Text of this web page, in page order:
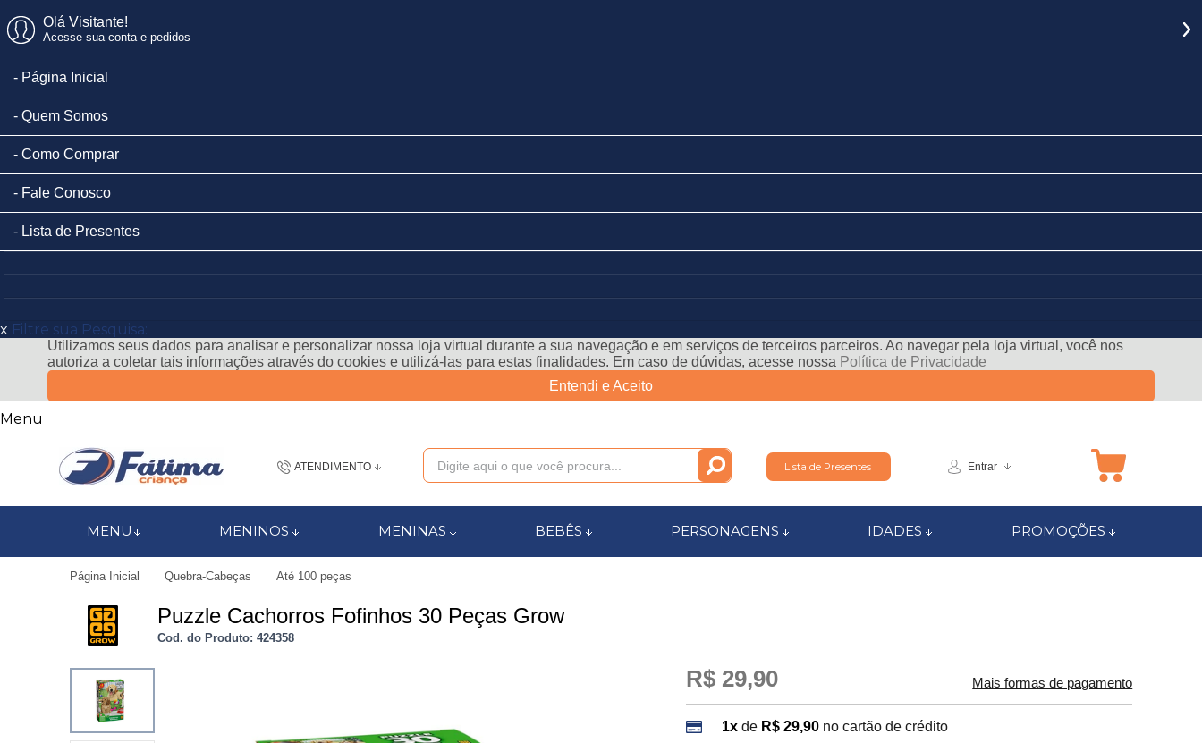
Olá Visitante!
Acesse sua conta e pedidos
Página Inicial
Quem Somos
Como Comprar
Fale Conosco
Lista de Presentes
x Filtre sua Pesquisa:
Utilizamos seus dados para analisar e personalizar nossa loja virtual durante a sua navegação e em serviços de terceiros parceiros. Ao navegar pela loja virtual, você nos
autoriza a coletar tais informações através do cookies e utilizá-las para estas finalidades. Em caso de dúvidas, acesse nossa Política de Privacidade
Entendi e Aceito
Menu
ATENDIMENTO Lista de Presentes Entrar
MENU MENINOS MENINAS BEBÊS PERSONAGENS IDADES PROMOÇÕES
Página Inicial Quebra-Cabeças Até 100 peças
Puzzle Cachorros Fofinhos 30 Peças Grow
Cod. do Produto: 424358
R$ 29,90 Mais formas de pagamento
1x de R$ 29,90 no cartão de crédito